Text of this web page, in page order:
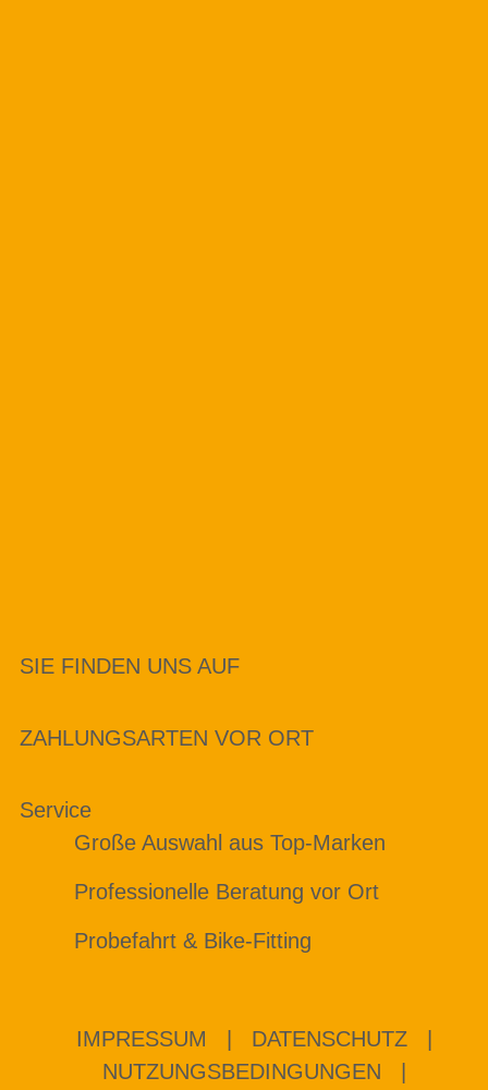
SIE FINDEN UNS AUF
ZAHLUNGSARTEN VOR ORT
Service
Große Auswahl aus Top-Marken
Professionelle Beratung vor Ort
Probefahrt & Bike-Fitting
IMPRESSUM DATENSCHUTZ
NUTZUNGSBEDINGUNGEN